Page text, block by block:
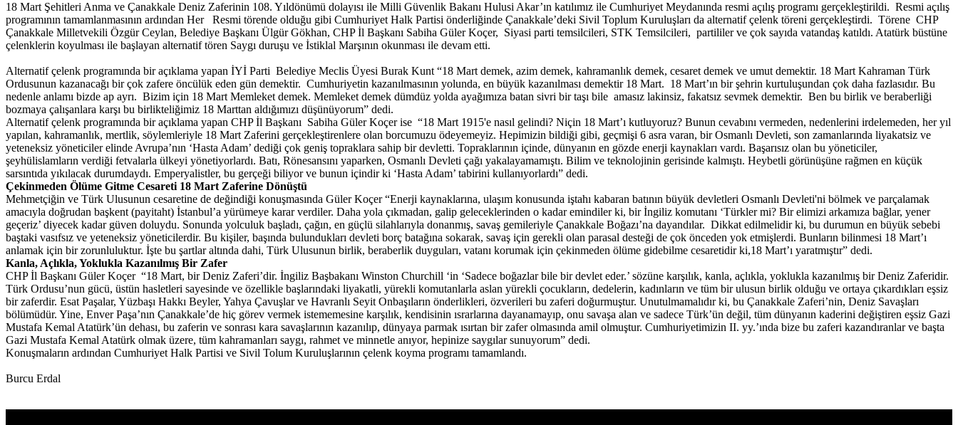
18 Mart Şehitleri Anma ve Çanakkale Deniz Zaferinin 108. Yıldönümü dolayısı ile Milli Güvenlik Bakanı Hulusi Akar’ın katılımız ile Cumhuriyet Meydanında resmi açılış programı gerçekleştirildi. Resmi açılış
programının tamamlanmasının ardından Her Resmi törende olduğu gibi Cumhuriyet Halk Partisi önderliğinde Çanakkale’deki Sivil Toplum Kuruluşları da alternatif çelenk töreni gerçekleştirdi. Törene CHP
Çanakkale Milletvekili Özgür Ceylan, Belediye Başkanı Ülgür Gökhan, CHP İl Başkanı Sabiha Güler Koçer, Siyasi parti temsilcileri, STK Temsilcileri, partililer ve çok sayıda vatandaş katıldı. Atatürk büstüne
çelenklerin koyulması ile başlayan alternatif tören Saygı duruşu ve İstiklal Marşının okunması ile devam etti.
Alternatif çelenk programında bir açıklama yapan İYİ Parti Belediye Meclis Üyesi Burak Kunt “18 Mart demek, azim demek, kahramanlık demek, cesaret demek ve umut demektir. 18 Mart Kahraman Türk
Ordusunun kazanacağı bir çok zafere öncülük eden gün demektir. Cumhuriyetin kazanılmasının yolunda, en büyük kazanılması demektir 18 Mart. 18 Mart’ın bir şehrin kurtuluşundan çok daha fazlasıdır. Bu
nedenle anlamı bizde ap ayrı. Bizim için 18 Mart Memleket demek. Memleket demek dümdüz yolda ayağımıza batan sivri bir taşı bile amasız lakinsiz, fakatsız sevmek demektir. Ben bu birlik ve beraberliği
bozmaya çalışanlara karşı bu birlikteliğimiz 18 Marttan aldığımızı düşünüyorum” dedi.
Alternatif çelenk programında bir açıklama yapan CHP İl Başkanı Sabiha Güler Koçer ise “18 Mart 1915'e nasıl gelindi? Niçin 18 Mart’ı kutluyoruz? Bunun cevabını vermeden, nedenlerini irdelemeden, her yıl
yapılan, kahramanlık, mertlik, söylemleriyle 18 Mart Zaferini gerçekleştirenlere olan borcumuzu ödeyemeyiz. Hepimizin bildiği gibi, geçmişi 6 asra varan, bir Osmanlı Devleti, son zamanlarında liyakatsiz ve
yeteneksiz yöneticiler elinde Avrupa’nın ‘Hasta Adam’ dediği çok geniş topraklara sahip bir devletti. Topraklarının içinde, dünyanın en gözde enerji kaynakları vardı. Başarısız olan bu yöneticiler,
şeyhülislamların verdiği fetvalarla ülkeyi yönetiyorlardı. Batı, Rönesansını yaparken, Osmanlı Devleti çağı yakalayamamıştı. Bilim ve teknolojinin gerisinde kalmıştı. Heybetli görünüşüne rağmen en küçük
sarsıntıda yıkılacak durumdaydı. Emperyalistler, bu gerçeği biliyor ve bunun içindir ki ‘Hasta Adam’ tabirini kullanıyorlardı” dedi.
Çekinmeden Ölüme Gitme Cesareti 18 Mart Zaferine Dönüştü
Mehmetçiğin ve Türk Ulusunun cesaretine de değindiği konuşmasında Güler Koçer “Enerji kaynaklarına, ulaşım konusunda iştahı kabaran batının büyük devletleri Osmanlı Devleti'ni bölmek ve parçalamak
amacıyla doğrudan başkent (payitaht) İstanbul’a yürümeye karar verdiler. Daha yola çıkmadan, galip geleceklerinden o kadar emindiler ki, bir İngiliz komutanı ‘Türkler mi? Bir elimizi arkamıza bağlar, yener
geçeriz’ diyecek kadar güven doluydu. Sonunda yolculuk başladı, çağın, en güçlü silahlarıyla donanmış, savaş gemileriyle Çanakkale Boğazı’na dayandılar. Dikkat edilmelidir ki, bu durumun en büyük sebebi
baştaki vasıfsız ve yeteneksiz yöneticilerdir. Bu kişiler, başında bulundukları devleti borç batağına sokarak, savaş için gerekli olan parasal desteği de çok önceden yok etmişlerdi. Bunların bilinmesi 18 Mart’ı
anlamak için bir zorunluluktur. İşte bu şartlar altında dahi, Türk Ulusunun birlik, beraberlik duyguları, vatanı korumak için çekinmeden ölüme gidebilme cesaretidir ki,18 Mart’ı yaratmıştır” dedi.
Kanla, Açlıkla, Yoklukla Kazanılmış Bir Zafer
CHP İl Başkanı Güler Koçer “18 Mart, bir Deniz Zaferi’dir. İngiliz Başbakanı Winston Churchill ‘in ‘Sadece boğazlar bile bir devlet eder.’ sözüne karşılık, kanla, açlıkla, yoklukla kazanılmış bir Deniz Zaferidir.
Türk Ordusu’nun gücü, üstün hasletleri sayesinde ve özellikle başlarındaki liyakatli, yürekli komutanlarla aslan yürekli çocukların, dedelerin, kadınların ve tüm bir ulusun birlik olduğu ve ortaya çıkardıkları eşsiz
bir zaferdir. Esat Paşalar, Yüzbaşı Hakkı Beyler, Yahya Çavuşlar ve Havranlı Seyit Onbaşıların önderlikleri, özverileri bu zaferi doğurmuştur. Unutulmamalıdır ki, bu Çanakkale Zaferi’nin, Deniz Savaşları
bölümüdür. Yine, Enver Paşa’nın Çanakkale’de hiç görev vermek istememesine karşılık, kendisinin ısrarlarına dayanamayıp, onu savaşa alan ve sadece Türk’ün değil, tüm dünyanın kaderini değiştiren eşsiz Gazi
Mustafa Kemal Atatürk’ün dehası, bu zaferin ve sonrası kara savaşlarının kazanılıp, dünyaya parmak ısırtan bir zafer olmasında amil olmuştur. Cumhuriyetimizin II. yy.’ında bize bu zaferi kazandıranlar ve başta
Gazi Mustafa Kemal Atatürk olmak üzere, tüm kahramanları saygı, rahmet ve minnetle anıyor, hepinize saygılar sunuyorum” dedi.
Konuşmaların ardından Cumhuriyet Halk Partisi ve Sivil Tolum Kuruluşlarının çelenk koyma programı tamamlandı.
Burcu Erdal